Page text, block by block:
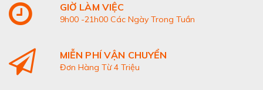
GIỜ LÀM VIỆC
9h00 -21h00 Các Ngày Trong Tuần
MIỄN PHÍ VẬN CHUYỂN
Đơn Hàng Từ 4 Triệu